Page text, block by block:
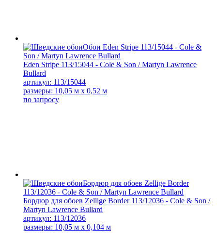
Eden Stripe 113/15044 - Cole & Son / Martyn Lawrence
Bullard
артикул: 113/15044
размеры: 10,05 м x 0,52 м
по запросу
Бордюр для обоев Zellige Border 113/12036 - Cole & Son /
Martyn Lawrence Bullard
артикул: 113/12036
размеры: 10,05 м x 0,104 м